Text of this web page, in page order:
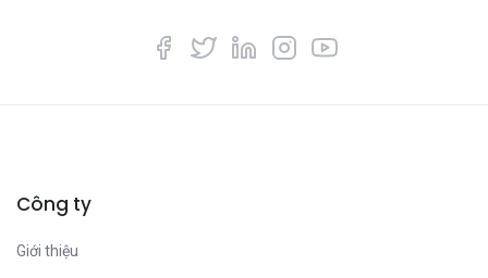
Công ty
Giới thiệu